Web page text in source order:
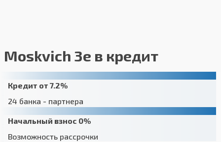
Moskvich 3e в кредит
Кредит от 7.2%
24 банка - партнера
Начальный взнос 0%
Возможность рассрочки